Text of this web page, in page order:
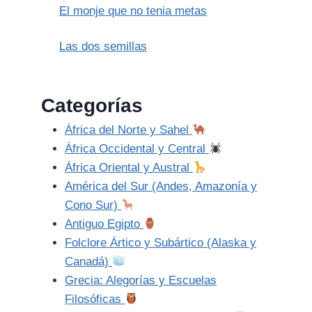
El monje que no tenia metas
Las dos semillas
Categorías
África del Norte y Sahel
África Occidental y Central
África Oriental y Austral
América del Sur (Andes, Amazonía y
Cono Sur)
Antiguo Egipto
Folclore Ártico y Subártico (Alaska y
Canadá)
Grecia: Alegorías y Escuelas
Filosóficas